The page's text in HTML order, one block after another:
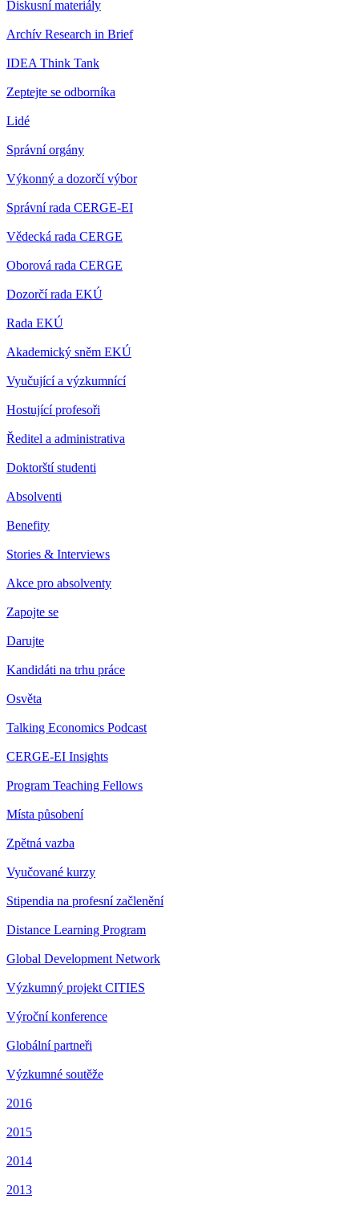
Diskusní materiály
Archív Research in Brief
IDEA Think Tank
Zeptejte se odborníka
Lidé
Správní orgány
Výkonný a dozorčí výbor
Správní rada CERGE-EI
Vědecká rada CERGE
Oborová rada CERGE
Dozorčí rada EKÚ
Rada EKÚ
Akademický sněm EKÚ
Vyučující a výzkumnící
Hostující profesoři
Ředitel a administrativa
Doktorští studenti
Absolventi
Benefity
Stories & Interviews
Akce pro absolventy
Zapojte se
Darujte
Kandidáti na trhu práce
Osvěta
Talking Economics Podcast
CERGE-EI Insights
Program Teaching Fellows
Místa působení
Zpětná vazba
Vyučované kurzy
Stipendia na profesní začlenění
Distance Learning Program
Global Development Network
Výzkumný projekt CITIES
Výroční konference
Globální partneři
Výzkumné soutěže
2016
2015
2014
2013